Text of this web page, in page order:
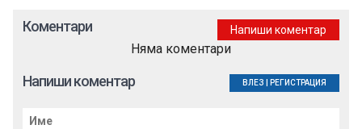
Коментари Напиши коментар
Няма коментари
Напиши коментар ВЛЕЗ РЕГИСТРАЦИЯ